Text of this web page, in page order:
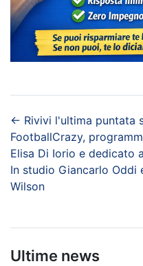
← Rivivi l'ultima puntata
FootballCrazy,
Elisa Di Iorio e dedicato
In studio Giancarlo Oddi
Wilson
Ultime news